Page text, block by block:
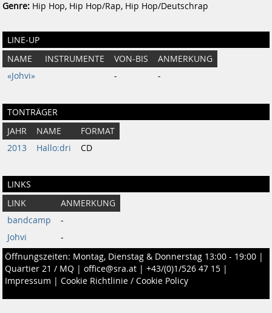
Genre: Hip Hop, Hip Hop/Rap, Hip Hop/Deutschrap
LINE-UP
NAME INSTRUMENTE VON-BIS
ANMERKUNG
«Johvi»
- -
TONTRÄGER
JAHR NAME
FORMAT
2013
Hallo​:​dri CD
LINKS
LINK
ANMERKUNG
bandcamp
-
Johvi
-
Öffnungszeiten: Montag, Dienstag & Donnerstag 13:00 - 19:00 |
Quartier 21 / MQ | office@sra.at | +43/(0)1/526 47 15 |
Impressum | Cookie Richtlinie / Cookie Policy